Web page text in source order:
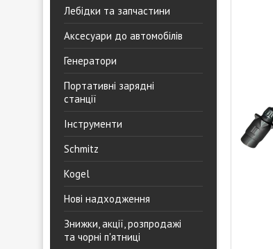
Лебідки та запчастини
Аксесуари до автомобілів
Генератори
Портативні зарядні
станції
Інструменти
Schmitz
Kogel
Нові надходження
Знижки, акції, розпродажі
та чорні п'ятниці